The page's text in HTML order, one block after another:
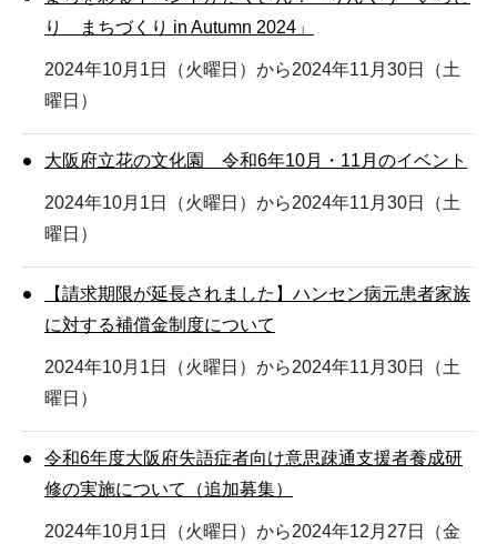
り まちづくり in Autumn 2024」
2024年10月1日（火曜日）から2024年11月30日（土
曜日）
大阪府立花の文化園 令和6年10月・11月のイベント
2024年10月1日（火曜日）から2024年11月30日（土
曜日）
【請求期限が延長されました】ハンセン病元患者家族
に対する補償金制度について
2024年10月1日（火曜日）から2024年11月30日（土
曜日）
令和6年度大阪府失語症者向け意思疎通支援者養成研
修の実施について（追加募集）
2024年10月1日（火曜日）から2024年12月27日（金